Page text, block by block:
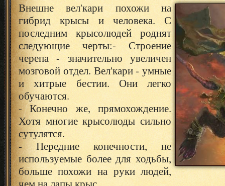
Внешне вел'кари похожи на
гибрид крысы и человека. С
последним крысолюдей роднят
следующие черты:- Строение
черепа - значительно увеличен
мозговой отдел. Вел'кари - умные
и хитрые бестии. Они легко
обучаются.
- Конечно же, прямохождение.
Хотя многие крысолюды сильно
сутулятся.
- Передние конечности, не
используемые более для ходьбы,
больше похожи на руки людей,